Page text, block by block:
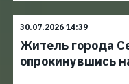
30.07.2026 14:39
Житель города
опрокинувшись